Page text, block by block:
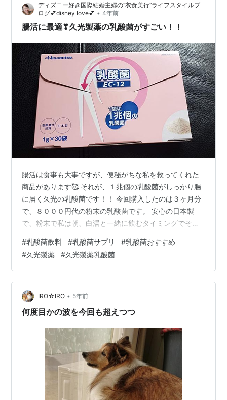
分ですがガスが溜まりにくくなった） 悪かった点 定期購
入で割引があっても1袋4000円近くする ビセラじゃない
と駄目だと言うズバ…
ディズニー好き国際結婚主婦の‘’衣食美行‘’ライフスタイルブ
ログ💕disney love💕 • 4年前
腸活に最適❣久光製薬の乳酸菌がすごい！！
腸活は食事も大事ですが、便秘がちな私を救ってくれた
商品があります🥰 それが、１兆個の乳酸菌がしっかり腸
に届く久光の乳酸菌です！！ 今回購入したのは３ヶ月分
で、８０００円代の粉末の乳酸菌です。 安心の日本製
で、粉末で私は朝、白湯と一緒に飲むタイミングでその
カロリーとカロリーは低めです㌽💡 ダイエット中でも安
心して飲むことができます💟 こちらの乳酸菌は売上も５
０００万袋突破でとっても人気の高い商品です。どうし
てもっと早く知らなかったのだろうと痛感しておりま
す。。。💦 でも遅すぎることはございません。 試してみ
て本当に効果があったので、便秘に悩む方…
#乳酸菌飲料 #乳酸菌サプリ #乳酸菌おすすめ
#久光製薬 #久光製薬乳酸菌
IRO☆IRO • 5年前
何度目かの波を今回も超えつつ